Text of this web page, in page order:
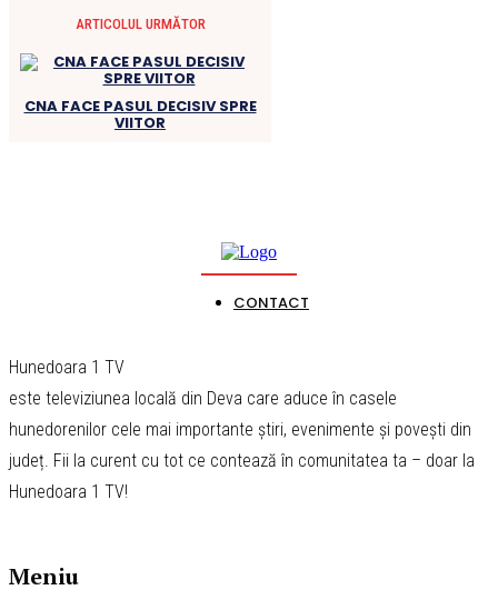
ARTICOLUL URMĂTOR
CNA FACE PASUL DECISIV SPRE
VIITOR
CONTACT
Hunedoara 1 TV
este televiziunea locală din Deva care aduce în casele
hunedorenilor cele mai importante știri, evenimente și povești din
județ. Fii la curent cu tot ce contează în comunitatea ta – doar la
Hunedoara 1 TV!
Meniu